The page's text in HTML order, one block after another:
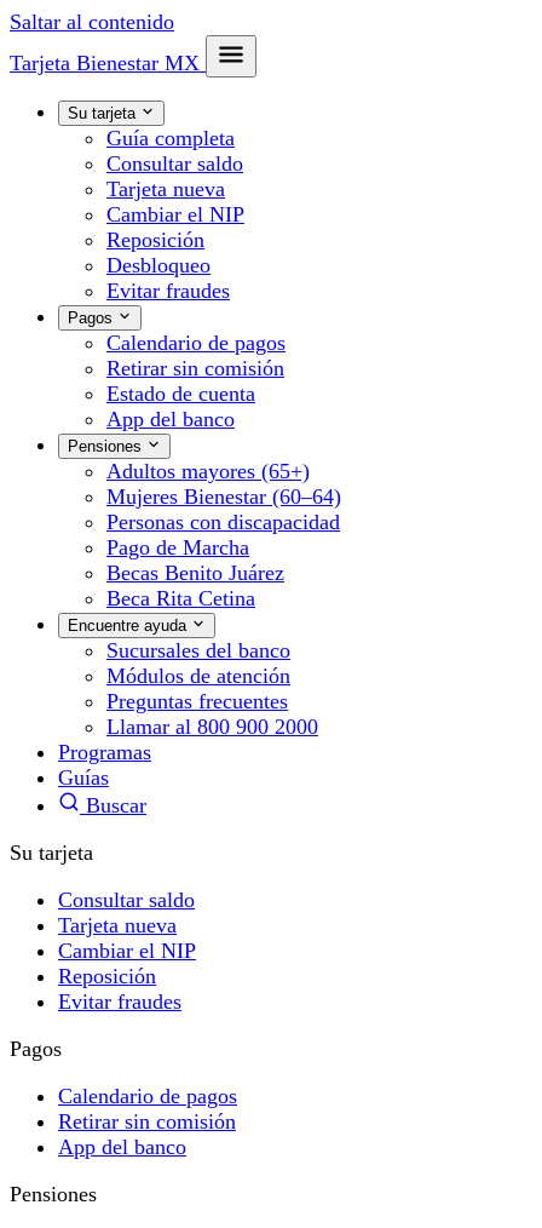
Saltar al contenido
Tarjeta Bienestar MX
Su tarjeta
Guía completa
Consultar saldo
Tarjeta nueva
Cambiar el NIP
Reposición
Desbloqueo
Evitar fraudes
Pagos
Calendario de pagos
Retirar sin comisión
Estado de cuenta
App del banco
Pensiones
Adultos mayores (65+)
Mujeres Bienestar (60–64)
Personas con discapacidad
Pago de Marcha
Becas Benito Juárez
Beca Rita Cetina
Encuentre ayuda
Sucursales del banco
Módulos de atención
Preguntas frecuentes
Llamar al 800 900 2000
Programas
Guías
Buscar
Su tarjeta
Consultar saldo
Tarjeta nueva
Cambiar el NIP
Reposición
Evitar fraudes
Pagos
Calendario de pagos
Retirar sin comisión
App del banco
Pensiones